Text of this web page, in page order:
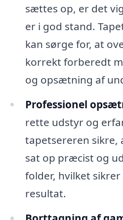
sættes op, er det
er i god stand.
kan sørge for, at
korrekt forberedt
og opsætning af
Professionel
rette udstyr og
tapetsereren sikre,
sat op præcist og
folder, hvilket
resultat.